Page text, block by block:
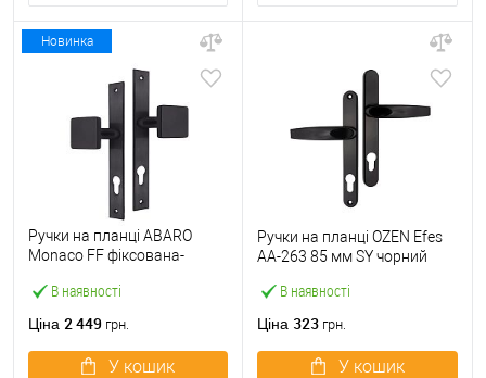
Новинка
В наявності
Ручки на планці ABARO
Monaco FF фіксована-
Ціна 2 449 грн.
У кошик
В наявності
Ручки на планці OZEN Efes
AA-263 85 мм SY чорний
Ціна 323 грн.
У кошик